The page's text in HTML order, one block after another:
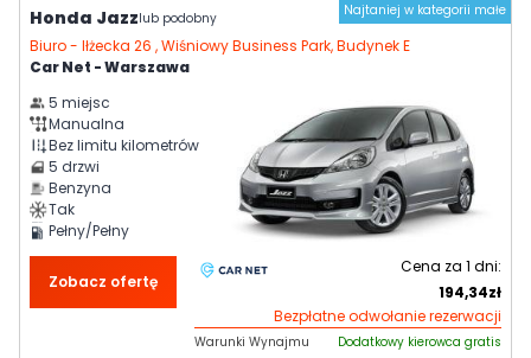
Najtaniej w kategorii małe
Honda Jazzlub podobny
Biuro - Iłżecka 26 , Wiśniowy Business Park, Budynek E
Car Net - Warszawa
5 miejsc
Manualna
Bez limitu kilometrów
5 drzwi
Benzyna
Tak
Pełny/Pełny
Zobacz ofertę
Cena za 1 dni:
194,34zł
Bezpłatne odwołanie rezerwacji
Warunki Wynajmu Dodatkowy kierowca gratis